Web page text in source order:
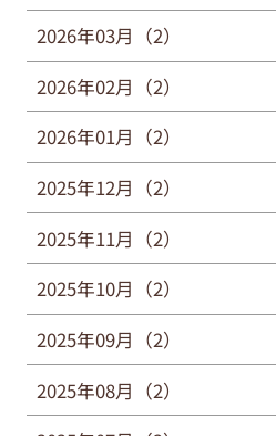
2026年03月（2）
2026年02月（2）
2026年01月（2）
2025年12月（2）
2025年11月（2）
2025年10月（2）
2025年09月（2）
2025年08月（2）